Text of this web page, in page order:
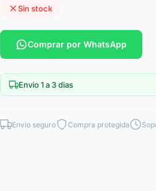
Sin stock
Comprar por WhatsApp
Envio 1 a 3 dias
Envío seguro Compra protegida